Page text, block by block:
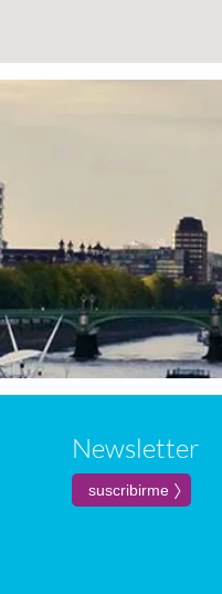
Newsletter